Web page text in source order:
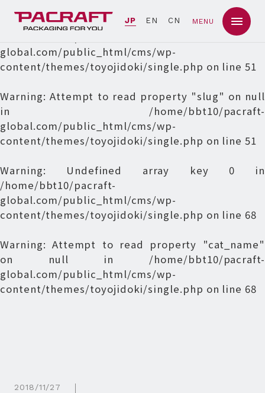
JP EN CN MENU
Warning: Undefined array key 0 in
global.com/public_html/cms/wp-
content/themes/toyojidoki/single.php on line51
Warning: Attempt to read property "slug" on null
in /home/bbt10/pacraft-
global.com/public_html/cms/wp-
content/themes/toyojidoki/single.php on line51
Warning: Undefined array key 0 in
/home/bbt10/pacraft-
global.com/public_html/cms/wp-
content/themes/toyojidoki/single.php on line 68
Warning: Attempt to read property "cat_name"
on null in /home/bbt10/pacraft-
global.com/public_html/cms/wp-
content/themes/toyojidoki/single.php on line 68
2018/11/27